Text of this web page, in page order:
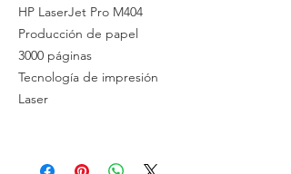
HP LaserJet Pro M404
Producción de papel
3000 páginas
Tecnología de impresión
Laser